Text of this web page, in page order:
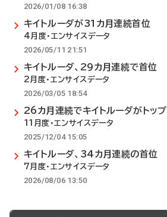
2026/01/08 16:38
キイトルーダが31カ月連続首位
4月度・エンサイスデータ
2026/05/11 21:51
キイトルーダ、29カ月連続で首位
2月度・エンサイスデータ
2026/03/05 18:54
26カ月連続でキイトルーダがトップ
11月度・エンサイスデータ
2025/12/04 15:05
キイトルーダ、34カ月連続の首位
7月度・エンサイスデータ
2026/08/06 13:50